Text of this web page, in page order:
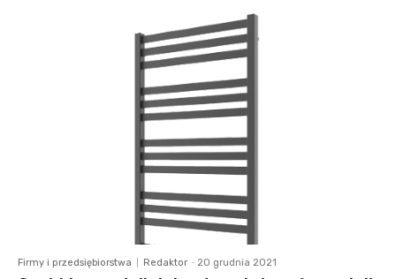
Firmy i przedsiębiorstwa Redaktor - 20 grudnia 2021